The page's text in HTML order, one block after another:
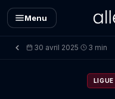
Menu
30 avril 2025· 3 min